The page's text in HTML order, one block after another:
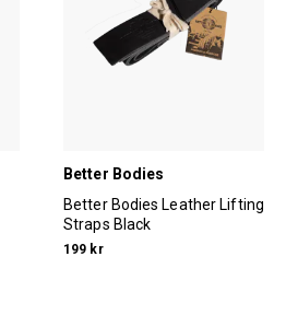
Better Bodies
Better Bodies Leather Lifting
Straps Black
199 kr